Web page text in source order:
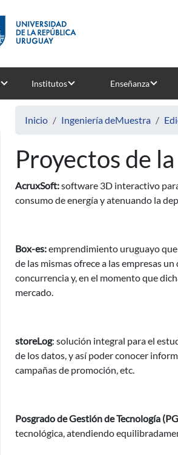
Institutos Enseñanza
Inicio Ingeniería deMuestra
Proyectos de
AcruxSoft:software 3D interactivo
consumo de energía y atenuando la
Box-es:emprendimiento uruguayo
de las mismas ofrece a las empresas
concurrencia y, en el momento que
mercado.
storeLog: solución integral para el
de los datos, y así poder conocer
campañas de promoción, etc.
Posgrado de Gestión de Tecnología
tecnológica, atendiendo